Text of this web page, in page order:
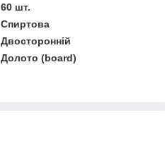
60 шт.
Спиртова
Двосторонній
Долото (board)